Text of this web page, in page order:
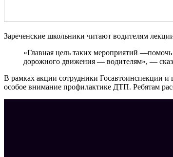
Зареченские школьники читают водителям
«Главная цель таких мероприятий
дорожного движения — водителям», —
В рамках акции сотрудники Госавтоинспекции
особое внимание профилактике ДТП. Ребятам